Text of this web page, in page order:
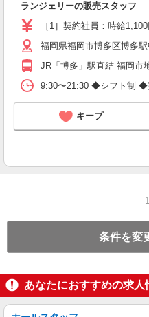
ランジェリーの販売スタッフ
［1］契約社員：時給
福岡県福岡市博多区博多
JR「博多」駅直結 福岡
9:30〜21:30 ◆シフト制
キープ
条件を変
あなたにおすすめの求人